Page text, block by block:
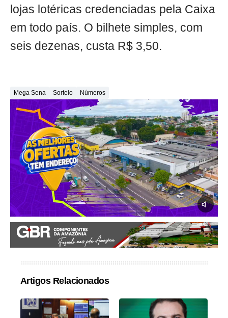
lojas lotéricas credenciadas pela Caixa
em todo país. O bilhete simples, com
seis dezenas, custa R$ 3,50.
Mega Sena Sorteio Números
Artigos Relacionados